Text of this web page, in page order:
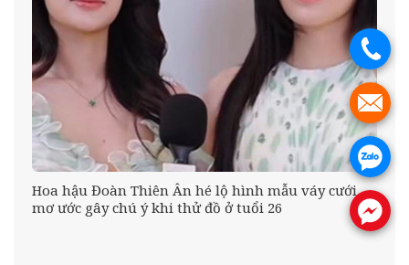
Hoa hậu Đoàn Thiên Ân hé lộ hình mẫu váy cưới
mơ ước gây chú ý khi thử đồ ở tuổi 26
.
.
.
.